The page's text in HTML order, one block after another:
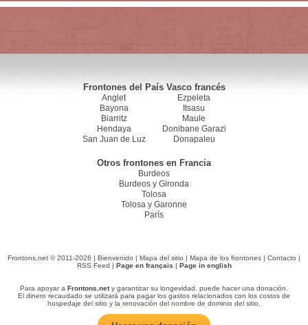
Frontones del País Vasco francés
Anglet
Bayona
Biarritz
Hendaya
San Juan de Luz
Ezpeleta
Itsasu
Maule
Donibane Garazi
Donapaleu
Otros frontones en Francia
Burdeos
Burdeos y Gironda
Tolosa
Tolosa y Garonne
París
Frontons.net © 2011-2026 | Bienvenido | Mapa del sitio | Mapa de los frontones | Contacto |
RSS Feed | Page en français | Page in english
Para apoyar a Frontons.nety garantizar su longevidad, puede hacer una donación.
El dinero recaudado se utilizará para pagar los gastos relacionados con los costos de
hospedaje del sitio y la renovación del nombre de dominio del sitio.